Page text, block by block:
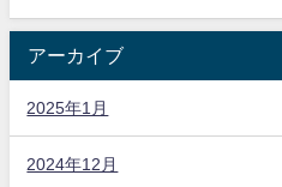
アーカイブ
2025年1月
2024年12月